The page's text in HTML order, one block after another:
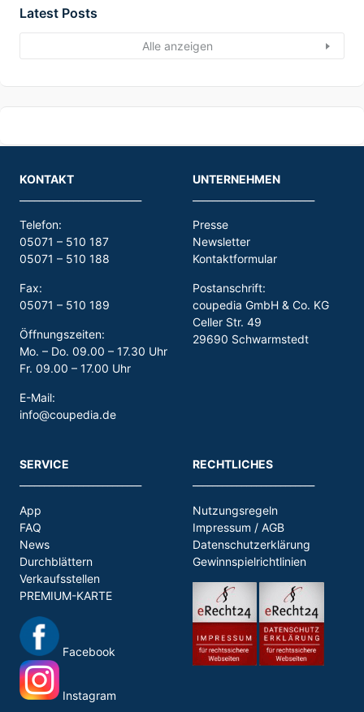
Latest Posts
Alle anzeigen
KONTAKT
Telefon:
05071 – 510 187
05071 – 510 188
Fax:
05071 – 510 189
Öffnungszeiten:
Mo. – Do. 09.00 – 17.30 Uhr
Fr. 09.00 – 17.00 Uhr
E-Mail:
info@coupedia.de
UNTERNEHMEN
Presse
Newsletter
Kontaktformular
Postanschrift:
coupedia GmbH & Co. KG
Celler Str. 49
29690 Schwarmstedt
SERVICE
App
FAQ
News
Durchblättern
Verkaufsstellen
PREMIUM-KARTE
Facebook
Instagram
RECHTLICHES
Nutzungsregeln
Impressum / AGB
Datenschutzerklärung
Gewinnspielrichtlinien